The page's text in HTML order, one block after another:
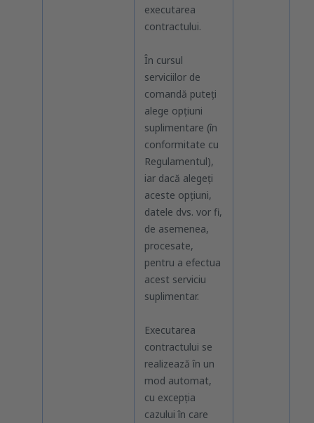
executarea
contractului.
În cursul
serviciilor de
comandă puteți
alege opțiuni
suplimentare (în
conformitate cu
Regulamentul),
iar dacă alegeți
aceste opțiuni,
datele dvs. vor fi,
de asemenea,
procesate,
pentru a efectua
acest serviciu
suplimentar.
Executarea
contractului se
realizează în un
mod automat,
cu excepția
cazului în care